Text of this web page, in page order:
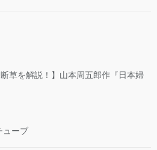
断草を解説！】山本周五郎作『日本婦
ューブ